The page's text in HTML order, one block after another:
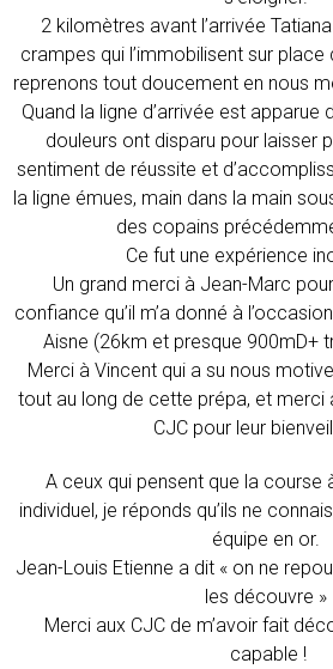
2 kilomètres avant l’arrivée
crampes qui l’immobilisent sur place
reprenons tout doucement en nous
Quand la ligne d’arrivée est
douleurs ont disparu pour laisser
sentiment de réussite et
la ligne émues, main dans la main
des copains
Ce fut une expérience
Un grand merci à Jean-Marc
confiance qu’il m’a donné à
Aisne (26km et presque 900mD+
Merci à Vincent qui a su nous
tout au long de cette prépa, et merci
CJC pour leur
A ceux qui pensent que la course
individuel, je réponds qu’ils ne
équipe en or.
Jean-Louis Etienne a dit « on ne
les découvre »
Merci aux CJC de m’avoir fait
capable !